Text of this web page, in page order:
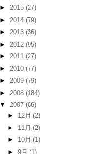
► 2015 (27)
► 2014 (79)
► 2013 (36)
► 2012 (95)
► 2011 (27)
► 2010 (77)
► 2009 (79)
► 2008 (184)
▼ 2007 (86)
► 12月 (2)
► 11月 (2)
► 10月 (1)
► 9月 (1)